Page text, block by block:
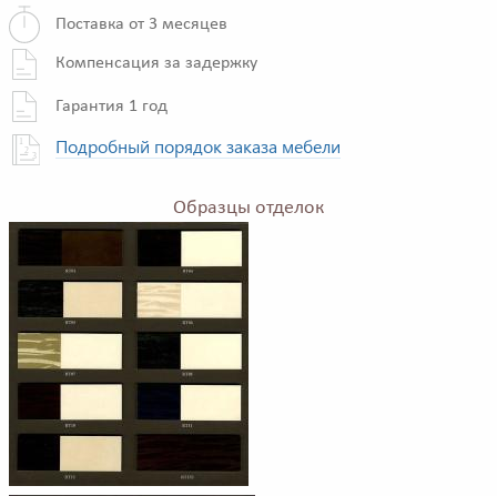
Поставка от 3 месяцев
Компенсация за задержку
Гарантия 1 год
Подробный порядок заказа мебели
Образцы отделок